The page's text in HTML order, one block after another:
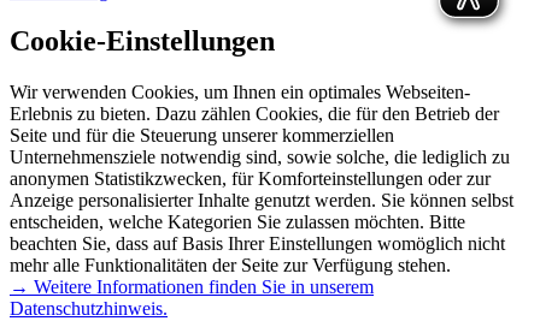
Cookie-Einstellungen
Wir verwenden Cookies, um Ihnen ein optimales Webseiten-
Erlebnis zu bieten. Dazu zählen Cookies, die für den Betrieb der
Seite und für die Steuerung unserer kommerziellen
Unternehmensziele notwendig sind, sowie solche, die lediglich zu
anonymen Statistikzwecken, für Komforteinstellungen oder zur
Anzeige personalisierter Inhalte genutzt werden. Sie können selbst
entscheiden, welche Kategorien Sie zulassen möchten. Bitte
beachten Sie, dass auf Basis Ihrer Einstellungen womöglich nicht
mehr alle Funktionalitäten der Seite zur Verfügung stehen.
→ Weitere Informationen finden Sie in unserem
Datenschutzhinweis.